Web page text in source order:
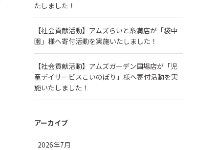
たしました！
【社会貢献活動】アムズらいと糸満店が「袋中
園」様へ寄付活動を実施いたしました！
【社会貢献活動】アムズガーデン国場店が「児
童デイサービスこいのぼり」様へ寄付活動を実
施いたしました！
アーカイブ
2026年7月